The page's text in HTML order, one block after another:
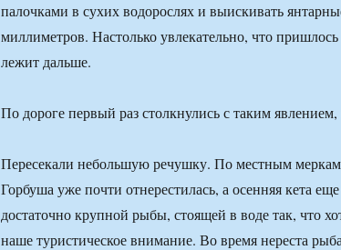
палочками в сухих водорослях и выискивать
миллиметров. Настолько увлекательно, что
лежит дальше.
По дороге первый раз столкнулись с таким явлением,
Пересекали небольшую речушку. По местным
Горбуша уже почти отнерестилась, а осенняя кета
достаточно крупной рыбы, стоящей в воде так, что
наше туристическое внимание. Во время нереста